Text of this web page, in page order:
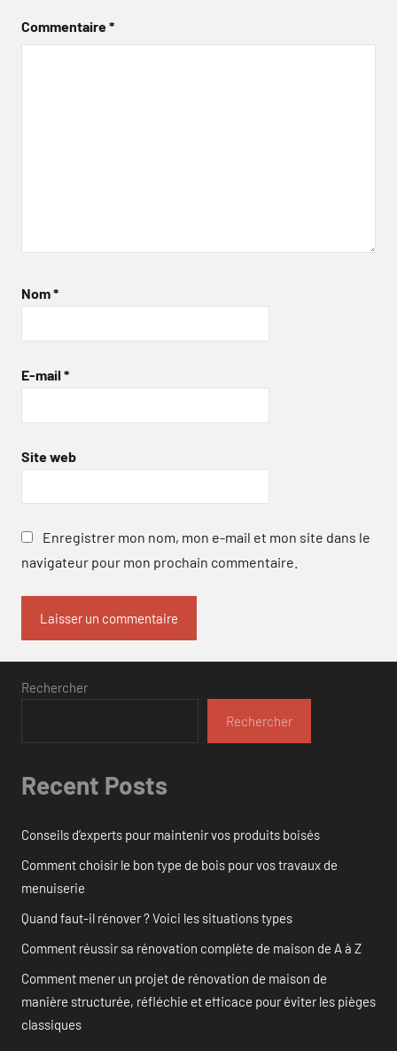
Commentaire*
Nom*
E-mail *
Site web
Enregistrer mon nom, mon e-mail et mon site dans le
navigateur pour mon prochain commentaire.
Rechercher
Rechercher
Recent Posts
Conseils d’experts pour maintenir vos produits boisés
Comment choisir le bon type de bois pour vos travaux de
menuiserie
Quand faut-il rénover ? Voici les situations types
Comment réussir sa rénovation complète de maison de A à Z
Comment mener un projet de rénovation de maison de
manière structurée, réfléchie et efficace pour éviter les pièges
classiques